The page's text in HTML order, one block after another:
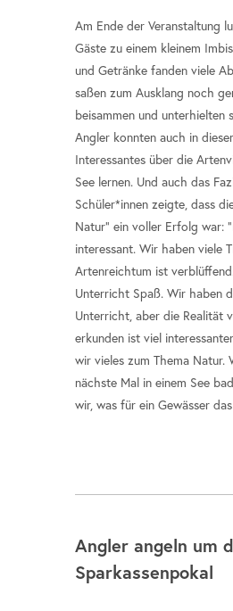
Am Ende der Veranstaltung
Gäste zu einem kleinem
und Getränke fanden viele
saßen zum Ausklang noch
beisammen und unterhielten
Angler konnten auch in
Interessantes über die
See lernen. Und auch das
Schüler*innen zeigte, dass
Natur“ ein voller Erfolg war:
interessant. Wir haben viele
Artenreichtum ist
Unterricht Spaß. Wir haben
Unterricht, aber die Realität
erkunden ist viel
wir vieles zum Thema Natur.
nächste Mal in einem See
wir, was für ein Gewässer
Angler angeln um
Sparkassenpokal